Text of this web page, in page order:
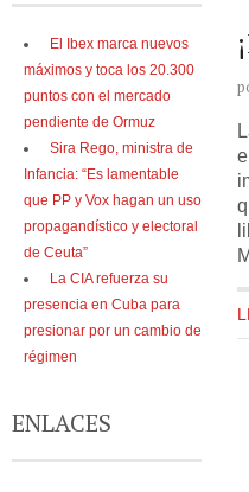
El Ibex marca nuevos
máximos y toca los 20.300
puntos con el mercado
pendiente de Ormuz
Sira Rego, ministra de
Infancia: “Es lamentable
que PP y Vox hagan un uso
propagandístico y electoral
de Ceuta”
La CIA refuerza su
presencia en Cuba para
presionar por un cambio de
régimen
ENLACES